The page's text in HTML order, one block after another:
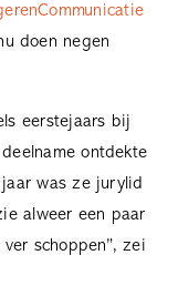
doen negen
eerstejaars bij
ontdekte
was ze jurylid
alweer een paar
schoppen”, zei